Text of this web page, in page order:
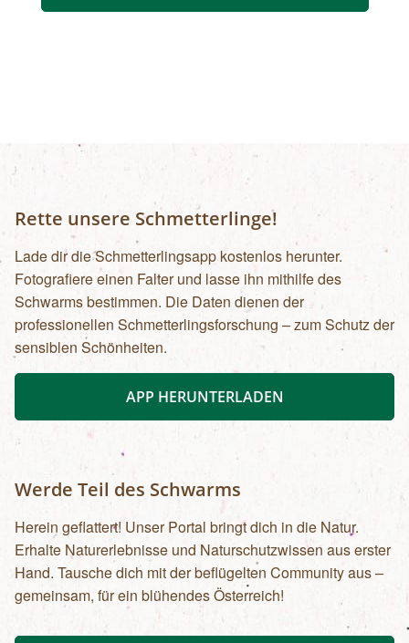
Rette unsere Schmetterlinge!
Lade dir die Schmetterlingsapp kostenlos herunter.
Fotografiere einen Falter und lasse ihn mithilfe des
Schwarms bestimmen. Die Daten dienen der
professionellen Schmetterlingsforschung – zum Schutz der
sensiblen Schönheiten.
APP HERUNTERLADEN
Werde Teil des Schwarms
Herein geflattert! Unser Portal bringt dich in die Natur.
Erhalte Naturerlebnisse und Naturschutzwissen aus erster
Hand. Tausche dich mit der beflügelten Community aus –
gemeinsam, für ein blühendes Österreich!